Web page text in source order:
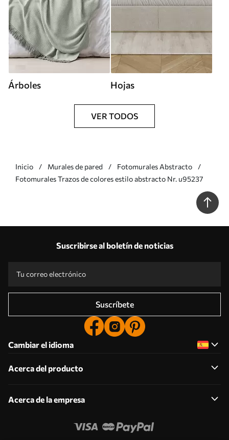
Árboles Hojas
VER TODOS
Inicio Murales de pared
Fotomurales Abstracto
Fotomurales Trazos de colores estilo abstracto Nr. u95237
Suscribirse al boletín de noticias
Suscríbete
Cambiar el idioma
Acerca del producto
Acerca de la empresa